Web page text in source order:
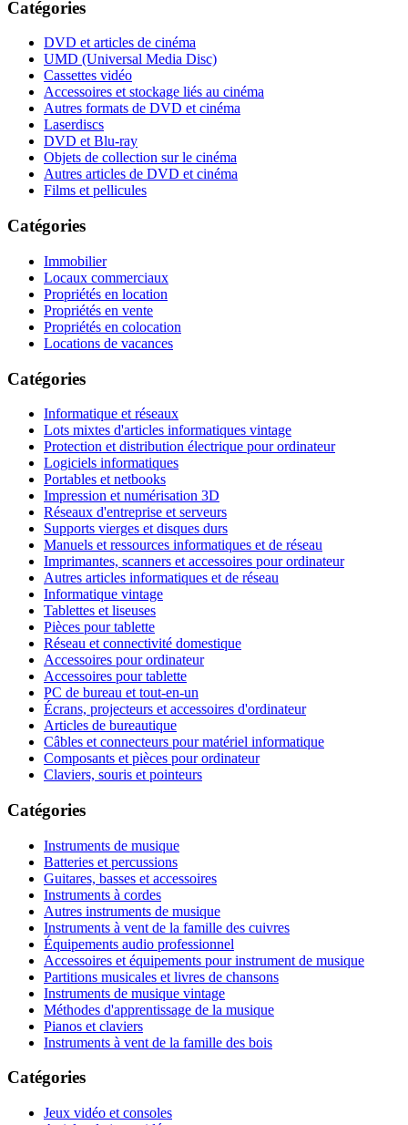
Catégories
DVD et articles de cinéma
UMD (Universal Media Disc)
Cassettes vidéo
Accessoires et stockage liés au cinéma
Autres formats de DVD et cinéma
Laserdiscs
DVD et Blu-ray
Objets de collection sur le cinéma
Autres articles de DVD et cinéma
Films et pellicules
Catégories
Immobilier
Locaux commerciaux
Propriétés en location
Propriétés en vente
Propriétés en colocation
Locations de vacances
Catégories
Informatique et réseaux
Lots mixtes d'articles informatiques vintage
Protection et distribution électrique pour ordinateur
Logiciels informatiques
Portables et netbooks
Impression et numérisation 3D
Réseaux d'entreprise et serveurs
Supports vierges et disques durs
Manuels et ressources informatiques et de réseau
Imprimantes, scanners et accessoires pour ordinateur
Autres articles informatiques et de réseau
Informatique vintage
Tablettes et liseuses
Pièces pour tablette
Réseau et connectivité domestique
Accessoires pour ordinateur
Accessoires pour tablette
PC de bureau et tout-en-un
Écrans, projecteurs et accessoires d'ordinateur
Articles de bureautique
Câbles et connecteurs pour matériel informatique
Composants et pièces pour ordinateur
Claviers, souris et pointeurs
Catégories
Instruments de musique
Batteries et percussions
Guitares, basses et accessoires
Instruments à cordes
Autres instruments de musique
Instruments à vent de la famille des cuivres
Équipements audio professionnel
Accessoires et équipements pour instrument de musique
Partitions musicales et livres de chansons
Instruments de musique vintage
Méthodes d'apprentissage de la musique
Pianos et claviers
Instruments à vent de la famille des bois
Catégories
Jeux vidéo et consoles